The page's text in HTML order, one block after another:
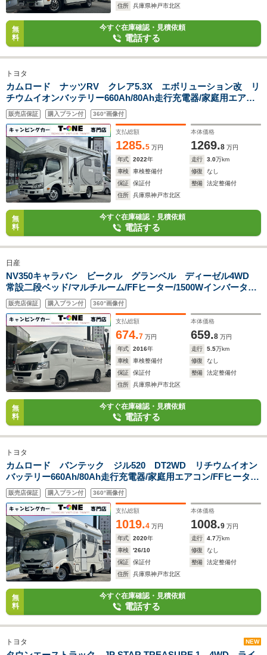
住所
兵庫県神戸市北区
無
料
今すぐ在庫確認・見積依頼
電話する
トヨタ
カムロード ナッツRV クレア5.3X エボリューション改 リ
チウムイオンバッテリー660Ah/80Ah走行充電器/家庭用エアコ
ン/FFヒーター/ソーラーパネル/1500Wインバーター/サイドオー
ニング/マックスファン/メインサブ切替スイッチ/アラウンドビ
ューモニター/強化ショック/
販売店保証 購入プラン付 360°画像付
支払総額
1285.5 万円
本体価格
1269.8 万円
年式
2022年 走行 3.0万km
車検
車検整備付 修復
なし
保証
保証付 整備
法定整備付
住所
兵庫県神戸市北区
無
料
今すぐ在庫確認・見積依頼
電話する
日産
NV350キャラバン ビークル グランベル ディーゼル4WD
常設二段ベッド/マルチルーム/FFヒーター/1500Wインバーター/
ツインサブバッテリー/マックスファン/ポータブルトイレ/ピボ
ット製クルーズコントロール/ドライブレコーダー/エンジンスタ
ーター/メモリーナビ/ETC
販売店保証 購入プラン付 360°画像付
支払総額
674.7 万円
本体価格
659.8 万円
年式
2016年 走行 5.5万km
車検
車検整備付 修復
なし
保証
保証付 整備
法定整備付
住所
兵庫県神戸市北区
無
料
今すぐ在庫確認・見積依頼
電話する
トヨタ
カムロード バンテック ジル520 DT2WD リチウムイオン
バッテリー660Ah/80Ah走行充電器/家庭用エアコン/FFヒータ
ー/温水ボイラー/カセットトイレ/シャワー/ソーラーパネ
ル/2000Wインバーター/サイドオーニング/マックスファン/メイ
ンサブ切替スイッチ/
販売店保証 購入プラン付 360°画像付
支払総額
1019.4 万円
本体価格
1008.9 万円
年式
2020年 走行 4.7万km
車検
'26/10 修復
なし
保証
保証付 整備
法定整備付
住所
兵庫県神戸市北区
無
料
今すぐ在庫確認・見積依頼
電話する
トヨタ NEW